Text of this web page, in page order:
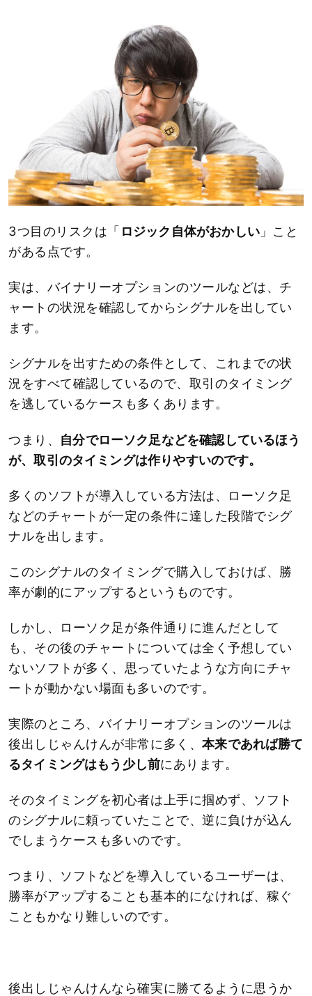
3つ目のリスクは「 ロジック自体がおかしい」こと
がある点です。
実は、バイナリーオプションのツールなどは、チ
ャートの状況を確認してからシグナルを出してい
ます。
シグナルを出すための条件として、これまでの状
況をすべて確認しているので、取引のタイミング
を逃しているケースも多くあります。
つまり、 自分でローソク足などを確認しているほう
が、取引のタイミングは作りやすいのです。
多くのソフトが導入している方法は、ローソク足
などのチャートが一定の条件に達した段階でシグ
ナルを出します。
このシグナルのタイミングで購入しておけば、勝
率が劇的にアップするというものです。
しかし、ローソク足が条件通りに進んだとして
も、その後のチャートについては全く予想してい
ないソフトが多く、思っていたような方向にチャ
ートが動かない場面も多いのです。
実際のところ、バイナリーオプションのツールは
後出しじゃんけんが非常に多く、本来であれば勝て
るタイミングはもう少し前にあります。
そのタイミングを初心者は上手に掴めず、ソフト
のシグナルに頼っていたことで、逆に負けが込ん
でしまうケースも多いのです。
つまり、ソフトなどを導入しているユーザーは、
勝率がアップすることも基本的になければ、稼ぐ
こともかなり難しいのです。
後出しじゃんけんなら確実に勝てるように思うか